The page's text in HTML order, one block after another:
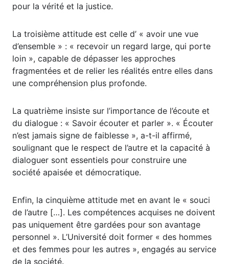
pour la vérité et la justice.
La troisième attitude est celle d’ « avoir une vue
d’ensemble » : « recevoir un regard large, qui porte
loin », capable de dépasser les approches
fragmentées et de relier les réalités entre elles dans
une compréhension plus profonde.
La quatrième insiste sur l’importance de l’écoute et
du dialogue : « Savoir écouter et parler ». « Écouter
n’est jamais signe de faiblesse », a-t-il affirmé,
soulignant que le respect de l’autre et la capacité à
dialoguer sont essentiels pour construire une
société apaisée et démocratique.
Enfin, la cinquième attitude met en avant le « souci
de l’autre […]. Les compétences acquises ne doivent
pas uniquement être gardées pour son avantage
personnel ». L’Université doit former « des hommes
et des femmes pour les autres », engagés au service
de la société.